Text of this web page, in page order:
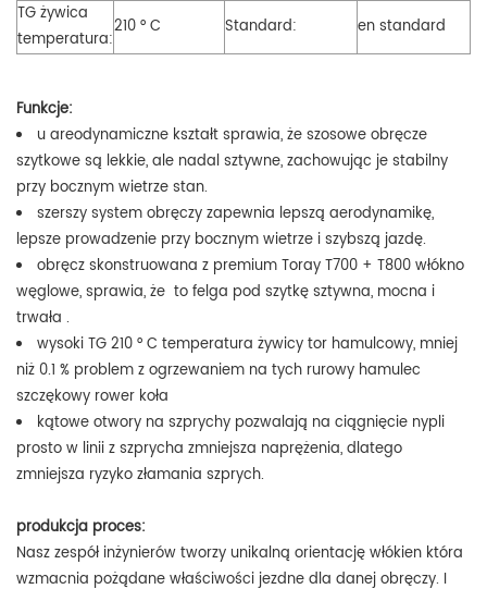
TG żywica
temperatura:
210 ° C Standard: en standard
Funkcje:
u areodynamiczne kształt sprawia, że ​​szosowe obręcze
szytkowe są lekkie, ale nadal sztywne, zachowując je stabilny
przy bocznym wietrze stan.
szerszy system obręczy zapewnia lepszą aerodynamikę,
lepsze prowadzenie przy bocznym wietrze i szybszą jazdę.
obręcz skonstruowana z premium Toray T700 + T800 włókno
węglowe,sprawia, że ​​ to felga pod szytkę sztywna, mocna i
trwała .
wysoki TG 210 ° C temperatura żywicy tor hamulcowy, mniej
niż 0.1 % problem z ogrzewaniem na tych rurowy hamulec
szczękowy rower koła
kątowe otwory na szprychy pozwalają na ciągnięcie nypli
prosto w linii z szprycha zmniejsza naprężenia, dlatego
zmniejsza ryzyko złamania szprych.
produkcja proces:
Nasz zespół inżynierów tworzy unikalną orientację włókien która
wzmacnia pożądane właściwości jezdne dla danej obręczy. I